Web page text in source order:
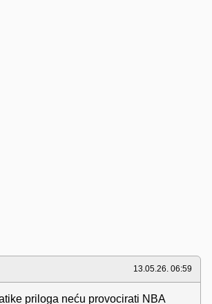
13.05.26. 06:59
priloga neću provocirati NBA